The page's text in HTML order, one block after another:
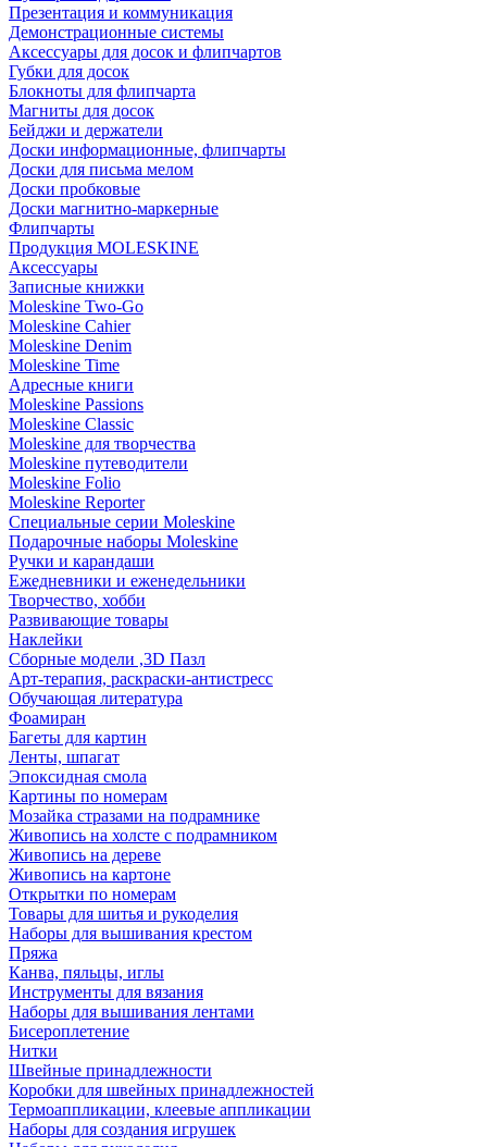
Презентация и коммуникация
Демонстрационные системы
Аксессуары для досок и флипчартов
Губки для досок
Блокноты для флипчарта
Магниты для досок
Бейджи и держатели
Доски информационные, флипчарты
Доски для письма мелом
Доски пробковые
Доски магнитно-маркерные
Флипчарты
Продукция MOLESKINE
Аксессуары
Записные книжки
Moleskine Two-Go
Moleskine Cahier
Moleskine Denim
Moleskine Time
Адресные книги
Moleskine Passions
Moleskine Classic
Moleskine для творчества
Moleskine путеводители
Moleskine Folio
Moleskine Reporter
Специальные серии Moleskine
Подарочные наборы Moleskine
Ручки и карандаши
Ежедневники и еженедельники
Творчество, хобби
Развивающие товары
Наклейки
Сборные модели ,3D Пазл
Арт-терапия, раскраски-антистресс
Обучающая литература
Фоамиран
Багеты для картин
Ленты, шпагат
Эпоксидная смола
Картины по номерам
Мозайка стразами на подрамнике
Живопись на холсте с подрамником
Живопись на дереве
Живопись на картоне
Открытки по номерам
Товары для шитья и рукоделия
Наборы для вышивания крестом
Пряжа
Канва, пяльцы, иглы
Инструменты для вязания
Наборы для вышивания лентами
Бисероплетение
Нитки
Швейные принадлежности
Коробки для швейных принадлежностей
Термоаппликации, клеевые аппликации
Наборы для создания игрушек